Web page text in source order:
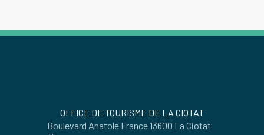
OFFICE DE TOURISME DE LA CIOTAT
Boulevard Anatole France 13600 La Ciotat